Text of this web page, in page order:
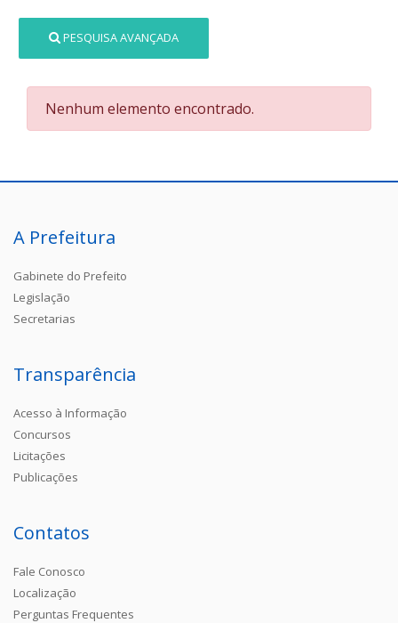
PESQUISA AVANÇADA
Nenhum elemento encontrado.
A Prefeitura
Gabinete do Prefeito
Legislação
Secretarias
Transparência
Acesso à Informação
Concursos
Licitações
Publicações
Contatos
Fale Conosco
Localização
Perguntas Frequentes